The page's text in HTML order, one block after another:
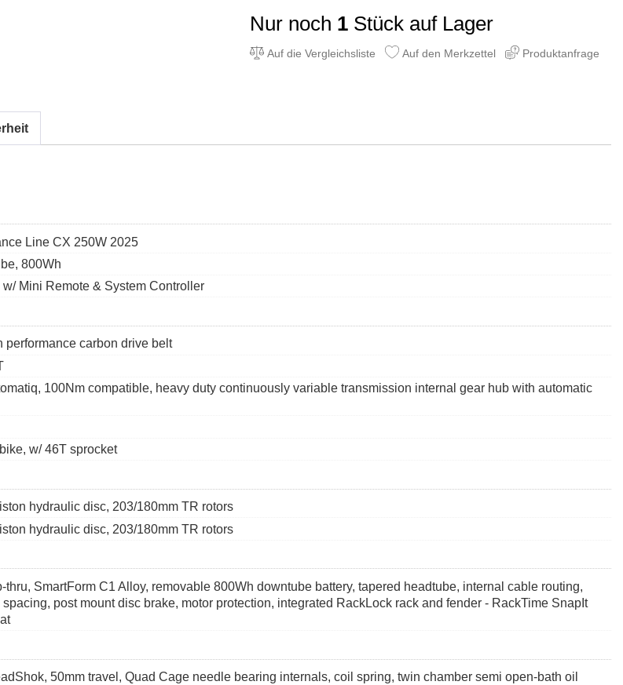
Nur noch 1 Stück auf Lager
Auf die Vergleichsliste Auf den Merkzettel Produktanfrage
Line CX 250W 2025
800Wh
Mini Remote & System Controller
performance carbon drive belt
100Nm compatible, heavy duty continuously variable transmission internal gear hub with automatic
w/ 46T sprocket
hydraulic disc, 203/180mm TR rotors
hydraulic disc, 203/180mm TR rotors
thru, SmartForm C1 Alloy, removable 800Wh downtube battery, tapered headtube, internal cable routing,
post mount disc brake, motor protection, integrated RackLock rack and fender - RackTime SnapIt
50mm travel, Quad Cage needle bearing internals, coil spring, twin chamber semi open-bath oil